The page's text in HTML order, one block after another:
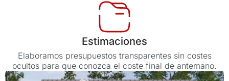
Estimaciones
Elaboramos presupuestos transparentes sin costes
ocultos para que conozca el coste final de antemano.